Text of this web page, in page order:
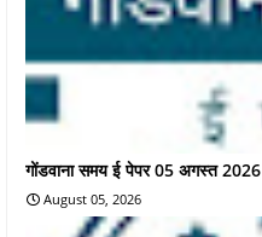
गोंडवाना समय ई पेपर 05 अगस्त 2026
August 05, 2026